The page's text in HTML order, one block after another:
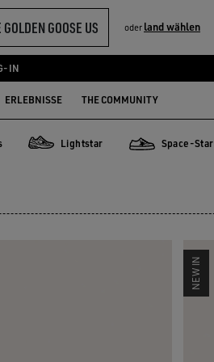
GOOSE US oder land wählen
IN
ERLEBNISSE THE COMMUNITY
Lightstar Space-Star
NEW IN